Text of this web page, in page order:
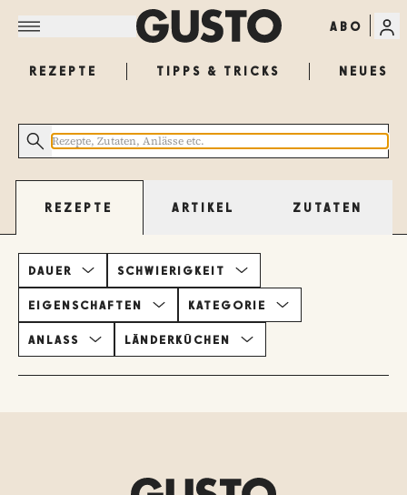
ABO
REZEPTE TIPPS & TRICKS NEUES
REZEPTE ARTIKEL ZUTATEN
DAUER SCHWIERIGKEIT
EIGENSCHAFTEN KATEGORIE
ANLASS LÄNDERKÜCHEN